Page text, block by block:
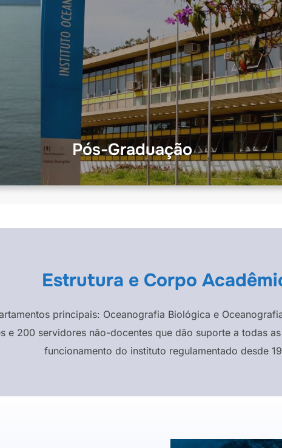
Pós-Graduação
Estrutura e Corpo
principais: Oceanografia Biológica e
200 servidores não-docentes que dão suporte a todas
funcionamento do instituto regulamentado desde